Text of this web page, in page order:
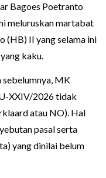
Bagoes Poetranto
meluruskan martabat
(HB) II yang selama ini
kaku.
sebelumnya, MK
XXIV/2026 tidak
atau NO). Hal
pasal serta
yang dinilai belum